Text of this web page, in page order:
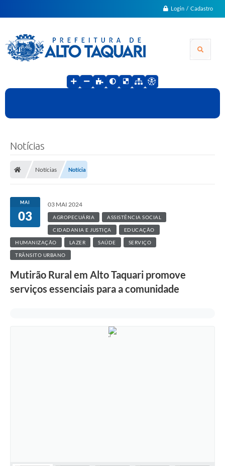
Login / Cadastro
Notícias
Notícias Notícia
MAI
03
03 MAI 2024
AGROPECUÁRIA ASSISTÊNCIA SOCIAL
CIDADANIA E JUSTIÇA EDUCAÇÃO
HUMANIZAÇÃO LAZER SAÚDE SERVIÇO
TRÂNSITO URBANO
Mutirão Rural em Alto Taquari promove
serviços essenciais para a comunidade